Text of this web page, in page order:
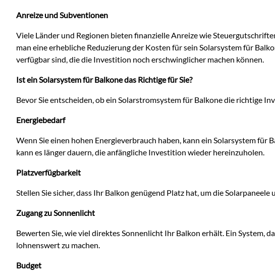
Anreize und Subventionen
Viele Länder und Regionen bieten finanzielle Anreize wie
man eine erhebliche Reduzierung der Kosten für sein Solarsystem für
verfügbar sind, die die Investition noch erschwinglicher machen können.
Ist ein Solarsystem für Balkone das Richtige für Sie?
Bevor Sie entscheiden, ob ein Solarstromsystem für Balkone die richtige
Energiebedarf
Wenn Sie einen hohen Energieverbrauch haben, kann ein Solarsystem
kann es länger dauern, die anfängliche Investition wieder hereinzuholen.
Platzverfügbarkeit
Stellen Sie sicher, dass Ihr Balkon genügend Platz hat, um die
Zugang zu Sonnenlicht
Bewerten Sie, wie viel direktes Sonnenlicht Ihr Balkon erhält. Ein System,
lohnenswert zu machen.
Budget